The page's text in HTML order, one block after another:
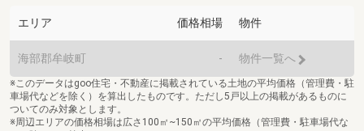
エリア 価格相場 物件
海部郡牟岐町 - 物件一覧へ
※このデータはgoo住宅・不動産に掲載されている土地の平均価格（管理費・駐
車場代などを除く）を算出したものです。ただし5戸以上の掲載があるものに
ついてのみ対象とします。
※周辺エリアの価格相場は広さ100㎡~150㎡の平均価格（管理費・駐車場代な